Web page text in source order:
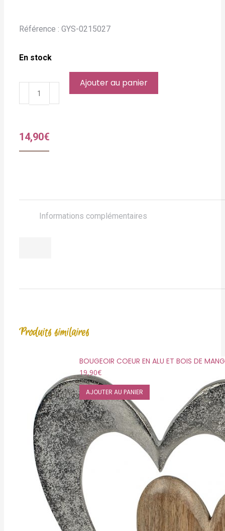
Référence : GYS-0215027
En stock
en
Pierre
Ajouter au panier
14,90€
Informations complémentaires
Produits similaires
BOUGEOIR COEUR EN ALU ET BOIS DE
19,90€
AJOUTER AU PANIER